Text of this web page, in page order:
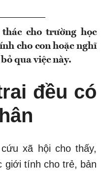
cho trường học
cho con hoặc nghĩ
qua việc này.
đều có
xã hội cho thấy,
giới tính cho trẻ, bản